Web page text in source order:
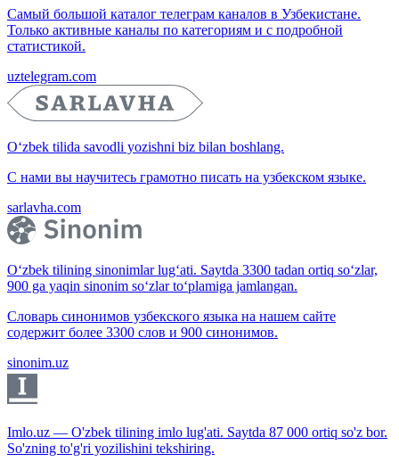
Самый большой каталог телеграм каналов в Узбекистане.
Только активные каналы по категориям и с подробной
статистикой.
uztelegram.com
O‘zbek tilida savodli yozishni biz bilan boshlang.
С нами вы научитесь грамотно писать на узбекском языке.
sarlavha.com
O‘zbek tilining sinonimlar lug‘ati. Saytda 3300 tadan ortiq so‘zlar,
900 ga yaqin sinonim so‘zlar to‘plamiga jamlangan.
Словарь синонимов узбекского языка на нашем сайте
содержит более 3300 слов и 900 синонимов.
sinonim.uz
Imlo.uz — O'zbek tilining imlo lug'ati. Saytda 87 000 ortiq so'z bor.
So'zning to'g'ri yozilishini tekshiring.